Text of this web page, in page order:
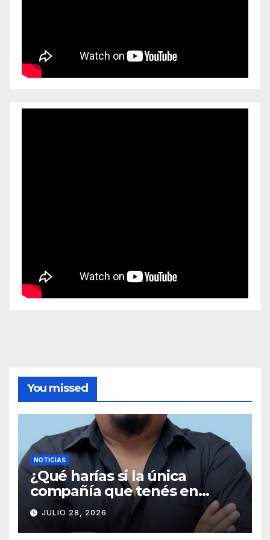
You missed
NOTICIAS
¿Qué harías si la única
compañía que tenés en
medio de la nada misma es
una señal de radio que
empieza a distorsionarse a
JULIO 28, 2026